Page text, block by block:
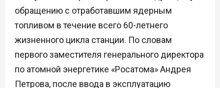
обращению с отработавшим ядерным
топливом в течение всего 60-летнего
жизненного цикла станции. По словам
первого заместителя генерального директора
по атомной энергетике «Росатома» Андрея
Петрова, после ввода в эксплуатацию